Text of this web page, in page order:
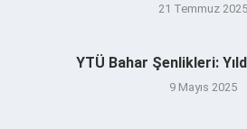
21 Temmuz 2025
YTÜ Bahar Şenlikleri:
9 Mayıs 2025